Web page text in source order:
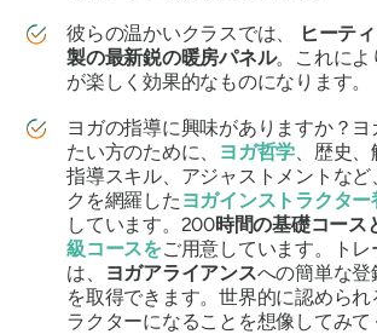
彼らの温かいクラスでは、
ヒーテ
製の最新鋭の暖房パネル。これによ
が楽しく効果的なものになります。
ヨガの指導に興味がありますか？
たい方のために、
ヨガ哲学、歴史、
指導スキル、アジャストメントなど
クを網羅した ヨガインストラクタ
しています。200時間の基礎コース
級コースをご用意しています。ト
は、
ヨガアライアンスへの簡単な
を取得できます。世界的に認められ
ラクターになることを想像してみて